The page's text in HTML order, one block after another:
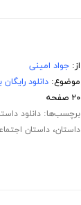
از:جواد امینی
موضوع:دانلود
۲۰ صفحه
برچسب‌ها:دانلود
داستان،داستان